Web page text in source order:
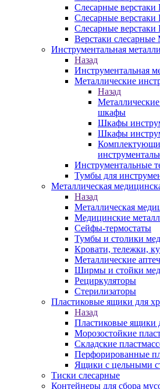
Слесарные верстаки
Слесарные
Слесарные верстаки
Верстаки
Инструментальная
Назад
Инструментальная
Металлические
Назад
шкафы
Шкафы
Шкафы
Инструментальные
Тумбы для
Металлическая
Назад
Металлическая
Медицинские
Сейфы-термостаты
Тумбы и столики
Кровати, тележки,
Металлические
Ширмы и стойки
Рециркуляторы
Стерилизаторы
Пластиковые ящики для
Назад
Пластиковые ящики
Морозостойкие
Складские
Перфорированные
Ящики с цельными
Тиски слесарные
Контейнеры для сбора